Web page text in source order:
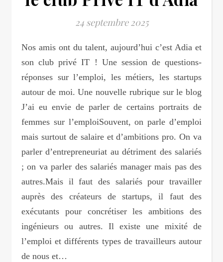
24 septembre 2025
Nos amis ont du talent, aujourd’hui c’est Adia et
son club privé IT ! Une session de questions-
réponses sur l’emploi, les métiers, les startups
autour de moi. Une nouvelle rubrique sur le blog
J’ai eu envie de parler de certains portraits de
femmes sur l’emploiSouvent, on parle d’emploi
mais surtout de salaire et d’ambitions pro. On va
parler d’entrepreneuriat au détriment des salariés
; on va parler des salariés manager mais pas des
autres.Mais il faut des salariés pour travailler
auprès des créateurs de startups, il faut des
exécutants pour concrétiser les ambitions des
ingénieurs ou autres. Il existe une mixité de
l’emploi et différents types de travailleurs autour
de nous et…